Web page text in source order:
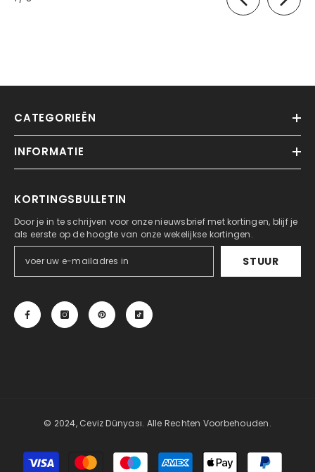
CATEGORIEËN
INFORMATIE
KORTINGSBULLETIN
Door je in te schrijven voor onze nieuwsbrief met kortingen, blijf je
als eerste op de hoogte van onze wekelijkse kortingen.
STUUR
© 2024, Ceviz Dünyası. Alle Rechten Voorbehouden.
Betaalmethoden